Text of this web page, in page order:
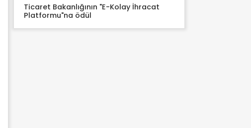
Ticaret Bakanlığının "E-Kolay İhracat
Platformu"na ödül